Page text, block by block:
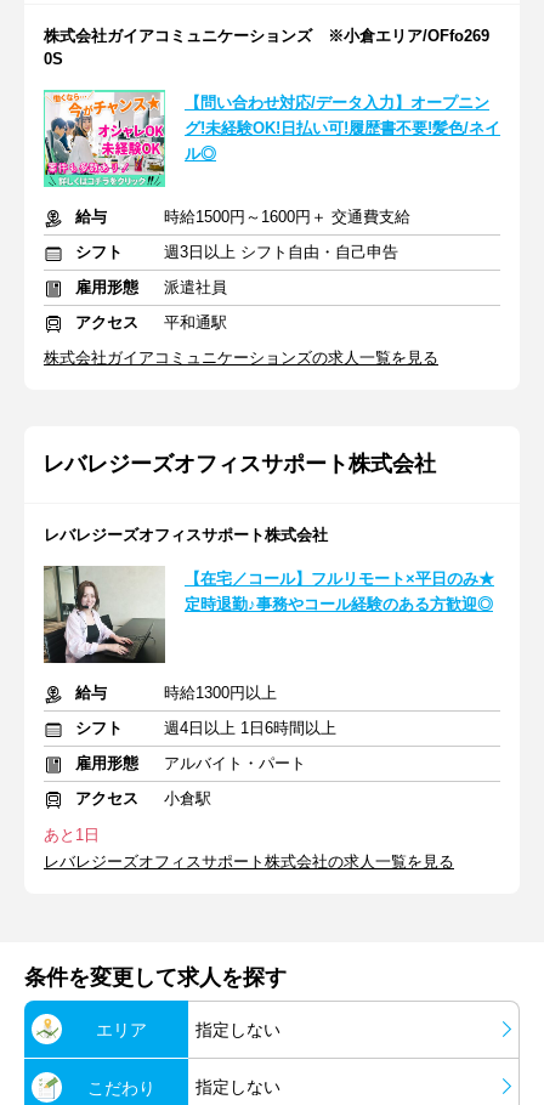
株式会社ガイアコミュニケーションズ ※小倉エリア/OFfo269
0S
【問い合わせ対応/データ入力】オープニン
グ!未経験OK!日払い可!履歴書不要!髪色/ネイ
ル◎
給与
時給1500円～1600円＋ 交通費支給
シフト
週3日以上 シフト自由・自己申告
雇用形態
派遣社員
アクセス
平和通駅
株式会社ガイアコミュニケーションズの求人一覧を見る
レバレジーズオフィスサポート株式会社
レバレジーズオフィスサポート株式会社
【在宅／コール】フルリモート×平日のみ★
定時退勤♪事務やコール経験のある方歓迎◎
給与
時給1300円以上
シフト
週4日以上 1日6時間以上
雇用形態
アルバイト・パート
アクセス
小倉駅
あと1日
レバレジーズオフィスサポート株式会社の求人一覧を見る
条件を変更して求人を探す
エリア 指定しない
こだわり 指定しない